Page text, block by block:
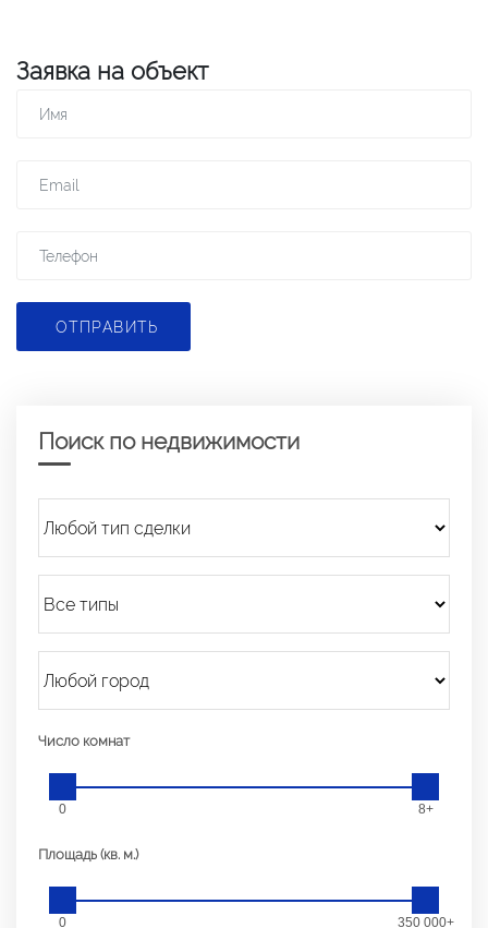
Заявка на объект
ОТПРАВИТЬ
Поиск по недвижимости
Число комнат
0 8+
Площадь (кв. м.)
0 350 000+